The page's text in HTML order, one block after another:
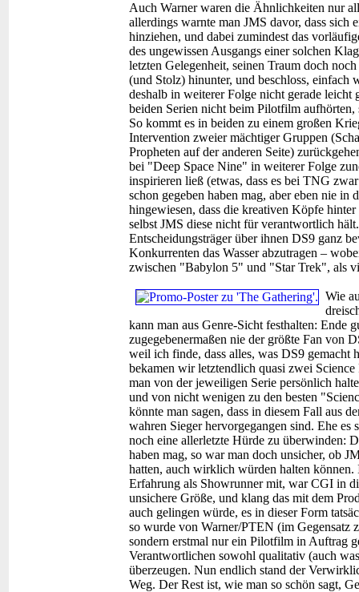
Auch Warner waren die Ähnlichkeiten nur
allerdings warnte man JMS davor, dass sich
hinziehen, und dabei zumindest das
des ungewissen Ausgangs einer solchen
letzten Gelegenheit, seinen Traum doch
(und Stolz) hinunter, und beschloss, einfach
deshalb in weiterer Folge nicht gerade
beiden Serien nicht beim Pilotfilm aufhörten,
So kommt es in beiden zu einem großen
Intervention zweier mächtiger Gruppen
Propheten auf der anderen Seite)
bei "Deep Space Nine" in weiterer Folge
inspirieren ließ (etwas, dass es bei TNG
schon gegeben haben mag, aber eben nie in
hingewiesen, dass die kreativen Köpfe
selbst JMS diese nicht für verantwortlich
Entscheidungsträger über ihnen DS9 ganz
Konkurrenten das Wasser abzutragen –
zwischen "Babylon 5" und "Star Trek", als
Wie
kann man aus Genre-Sicht festhalten: Ende
zugegebenermaßen nie der größte Fan von
weil ich finde, dass alles, was DS9 gemacht
bekamen wir letztendlich quasi zwei
man von der jeweiligen Serie persönlich
und von nicht wenigen zu den besten
könnte man sagen, dass in diesem Fall aus
wahren Sieger hervorgegangen sind. Ehe
noch eine allerletzte Hürde zu überwinden:
haben mag, so war man doch unsicher, ob
hatten, auch wirklich würden halten
Erfahrung als Showrunner mit, war CGI in
unsichere Größe, und klang das mit dem
auch gelingen würde, es in dieser Form
so wurde von Warner/PTEN (im Gegensatz
sondern erstmal nur ein Pilotfilm in Auftrag
Verantwortlichen sowohl qualitativ (auch
überzeugen. Nun endlich stand der
Weg. Der Rest ist, wie man so schön sagt,